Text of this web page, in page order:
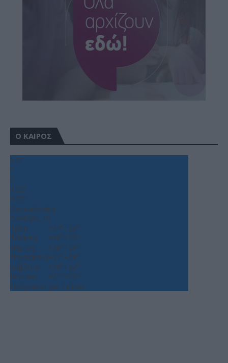
Ο ΚΑΙΡΟΣ
+32
°
C
+32°
+25°
Θεσσαλονίκη
Δευτέρα, 10
Τρίτη
+34°+25°
Τετάρτη
+38°+25°
Πέμπτη
+36°+25°
Παρασκευή+31°+24°
Σάββατο
+30°+22°
Κυριακή
+31°+20°
Πρόγνωση για 7 μέρες